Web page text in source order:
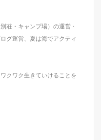
荘・キャンプ場）の運営・
グ運営、夏は海でアクティ
クワク生きていけることを